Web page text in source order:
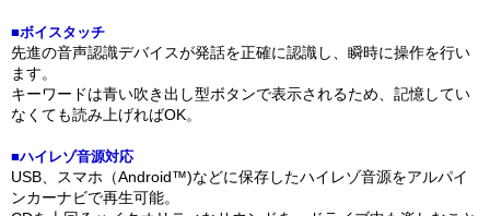
■ボイスタッチ
先進の音声認識デバイスが発話を正確に認識し、瞬時に操作を行い
ます。
キーワードは青い吹き出し型ボタンで表示されるため、記憶してい
なくても読み上げればOK。
■ハイレゾ音源対応
USB、スマホ（Android™)などに保存したハイレゾ音源をアルパイ
ンカーナビで再生可能。